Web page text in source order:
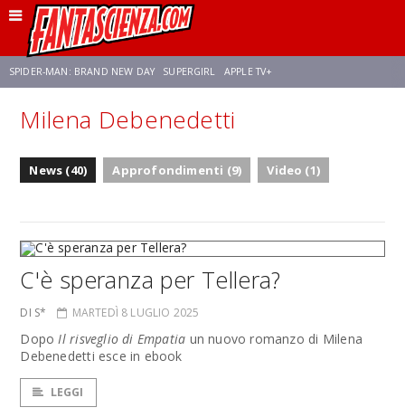
SPIDER-MAN: BRAND NEW DAY SUPERGIRL APPLE TV+
FRANCO RICCIARDIELLO ZENDAYA AVENGERS: DOOMSDAY
Milena Debenedetti
News (40) Approfondimenti (9) Video (1)
C'è speranza per Tellera?
DI S* MARTEDÌ 8 LUGLIO 2025
DopoIl risveglio di Empatia un nuovo romanzo di Milena
Debenedetti esce in ebook
LEGGI